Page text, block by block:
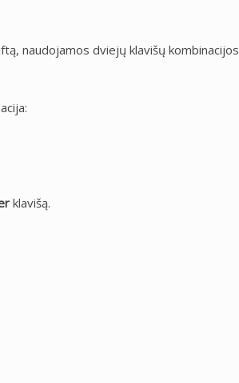
naudojamos dviejų klavišų kombinacijos
klavišą.